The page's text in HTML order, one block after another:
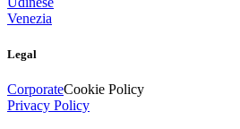
Venezia
Legal
CorporateCookie Policy
Privacy Policy